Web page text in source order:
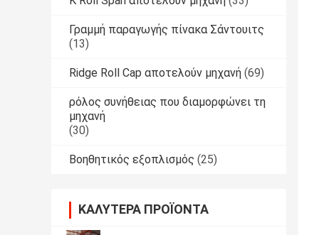
Γραμμή παραγωγής πίνακα Σάντουιτς
(13)
Ridge Roll Cap αποτελούν μηχανή (69)
ρόλος συνήθειας που διαμορφώνει τη
μηχανή
(30)
Βοηθητικός εξοπλισμός (25)
ΚΑΛΎΤΕΡΑ ΠΡΟΪΌΝΤΑ